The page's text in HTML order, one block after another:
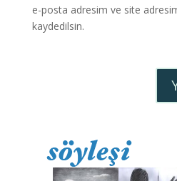
e-posta adresim ve site
kaydedilsin.